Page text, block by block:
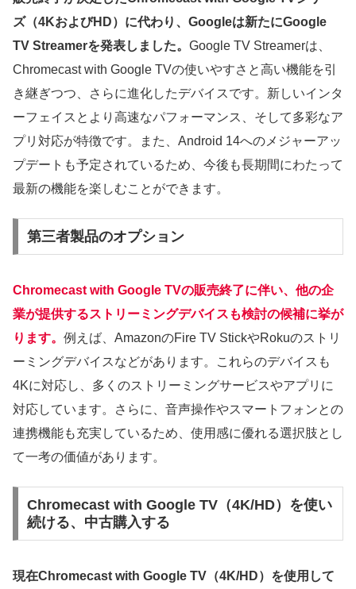
ズ（4KおよびHD）に代わり、Googleは新たにGoogle
TV Streamerを発表しました。 Google TV Streamerは、
Chromecast with Google TVの使いやすさと高い機能を引
き継ぎつつ、さらに進化したデバイスです。新しいインタ
ーフェイスとより高速なパフォーマンス、そして多彩なア
プリ対応が特徴です。また、Android 14へのメジャーアッ
プデートも予定されているため、今後も長期間にわたって
最新の機能を楽しむことができます。
第三者製品のオプション
Chromecast with Google TVの販売終了に伴い、他の企
業が提供するストリーミングデバイスも検討の候補に挙が
ります。 例えば、AmazonのFire TV StickやRokuのストリ
ーミングデバイスなどがあります。これらのデバイスも
4Kに対応し、多くのストリーミングサービスやアプリに
対応しています。さらに、音声操作やスマートフォンとの
連携機能も充実しているため、使用感に優れる選択肢とし
て一考の価値があります。
Chromecast with Google TV（4K/HD）を使い
続ける、中古購入する
現在Chromecast with Google TV（4K/HD）を使用して